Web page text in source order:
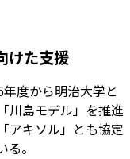
けた支援
度から明治大学と
川島モデル」を推進
アキソル」とも協定
。